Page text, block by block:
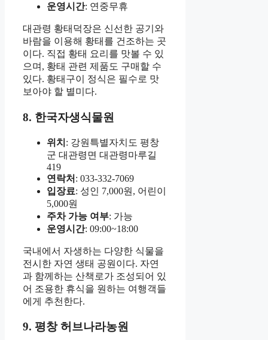
운영시간: 연중무휴
대관령 황태덕장은 신선한 공기와
바람을 이용해 황태를 건조하는 곳
이다. 직접 황태 요리를 맛볼 수 있
으며, 황태 관련 제품도 구매할 수
있다. 황태구이 정식은 필수로 맛
보아야 할 별미다.
8. 한국자생식물원
위치 : 강원특별자치도 평창
군 대관령면 대관령마루길
419
연락처 : 033-332-7069
입장료: 성인 7,000원, 어린이
5,000원
주차 가능 여부: 가능
운영시간: 09:00~18:00
국내에서 자생하는 다양한 식물을
전시한 자연 생태 공원이다. 자연
과 함께하는 산책로가 조성되어 있
어 조용한 휴식을 원하는 여행객들
에게 추천한다.
9. 평창 허브나라농원